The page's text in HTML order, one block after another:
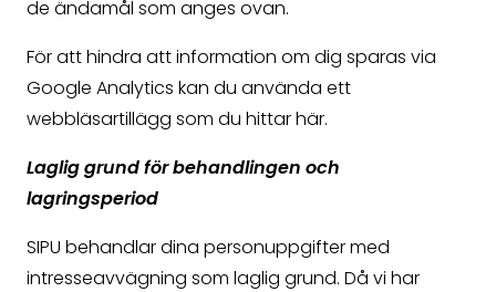
de ändamål som anges ovan.
För att hindra att information om dig sparas via
Google Analytics kan du använda ett
webbläsartillägg som du hittar här.
Laglig grund för behandlingen och
lagringsperiod
SIPU behandlar dina personuppgifter med
intresseavvägning som laglig grund. Då vi har